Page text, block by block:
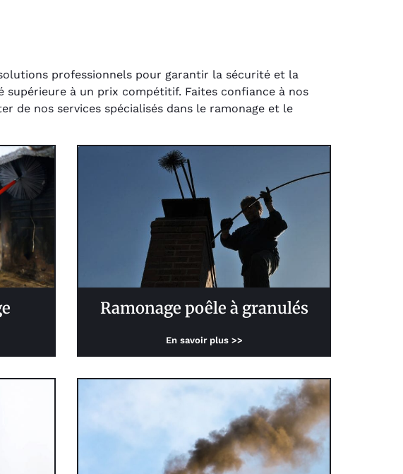
professionnels pour garantir la sécurité et la
à un prix compétitif. Faites confiance à nos
de nos services spécialisés dans le ramonage et le
Ramonage poêle à granulés
En savoir plus >>